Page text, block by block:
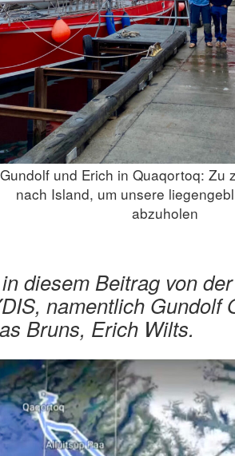
Gundolf und Erich in Quaqortoq: Zu
nach Island, um unsere
abzuholen
diesem Beitrag von
namentlich Gundolf
Bruns, Erich Wilts.